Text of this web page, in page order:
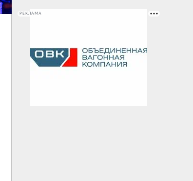
РЕКЛАМА